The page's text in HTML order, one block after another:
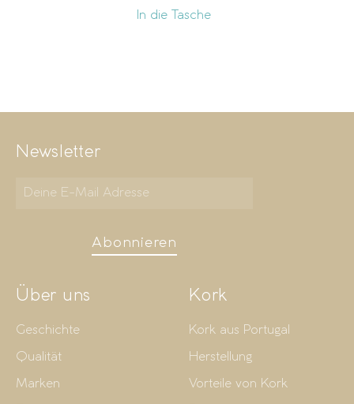
In die Tasche
Newsletter
Abonnieren
Über uns
Geschichte
Qualität
Marken
Kork
Kork aus Portugal
Herstellung
Vorteile von Kork